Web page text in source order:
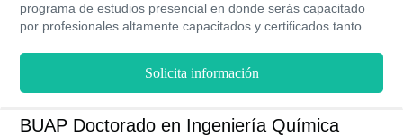
programa de estudios presencial en donde serás capacitado
por profesionales altamente capacitados y certificados tanto
Solicita información
BUAP Doctorado en Ingeniería Química